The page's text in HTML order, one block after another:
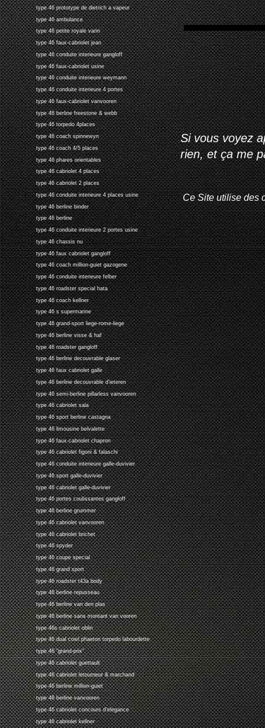
type 46 prototype de dietrich a vapeur
type 46 ambulance
type 46 petite royale varin
type 46 faux-cabriolet jean
type 46 conduite interieure gangloff
type 46 faux-cabriolet usine
type 46 conduite interieure weymann
type 46 conduite interieure 4 portes
type 46 faux-cabriolet vanvooren
type 46 berline freestone & webb
type 46 torpedo 4places
type 46 coach spinnewyn
type 46 coach 4/5 places
type 46 phares orientables
type 46 cabriolet 4 places
type 46 cabriolet 2 places
type 46 conduite interieure 4 places usine
type 46 berline binder
type 46 berline
type 46 conduite interieure 2 portes usine
type 46 chassis nu
type 46 faux cabriolet gangloff
type 46 coach million-guiet gazogene
type 46 conduite interieure felber
type 46 roadster special hata
type 46 coach kellner
type 46 s supermarine
type 46 grand-sport liege-rome-liege
type 46 berline visse & haf
type 46 roadster gangloff
type 46 berline decouvrable glaser
type 46 faux cabriolet galle
type 46 berline decouvrable d'ieteren
type 46 semi-berline pillarless vanvooren
type 46 cabriolet sala
type 46 sport berline castagna
type 46 limousine belvalette
type 46 faux-cabriolet chapron
type 46 cabriolet figoni & falaschi
type 46 conduite interieure galle-duvivier
type 46 sport galle-duvivier
type 46 cabriolet galle-duvivier
type 46 portes coulissantes gangloff
type 46 berline grummer
type 46 cabriolet vanvooren
type 46 cabriolet brichet
type 46 spyder
type 46 coupe special
type 46 grand sport
type 46 roadster t43a body
type 46 berline repusseau
type 46 berline van den plas
type 46 berline sans montant van vooren
type 46s cabriolet oblin
type 46 dual cowl phaeton torpedo labourdette
type 46 "grand-prix"
type 46 cabriolet guettault
type 46 cabriolet letourneur & marchand
type 46 berline million-guiet
type 46 berline vanvooren
type 46 cabriolet concours d'elegance
type 46 cabriolet kellner
Si vous voyez
rien, et ça me
Ce Site utilise des